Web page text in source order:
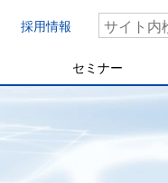
採用情報
セミナー